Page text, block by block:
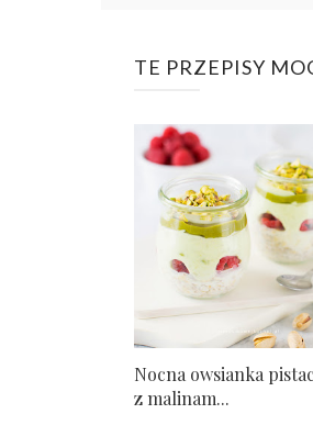
TE PRZEPISY
Nocna owsianka
z malinam...